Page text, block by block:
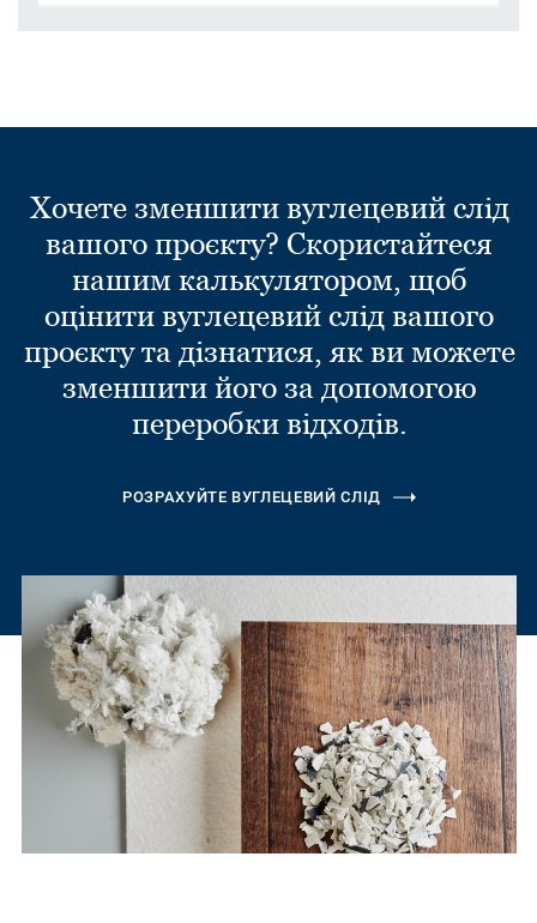
Хочете зменшити вуглецевий слід
вашого проєкту? Скористайтеся
нашим калькулятором, щоб
оцінити вуглецевий слід вашого
проєкту та дізнатися, як ви можете
зменшити його за допомогою
переробки відходів.
РОЗРАХУЙТЕ ВУГЛЕЦЕВИЙ СЛІД